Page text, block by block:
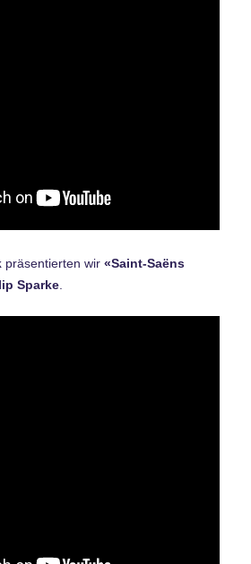
präsentierten wir«Saint-Saëns
Sparke